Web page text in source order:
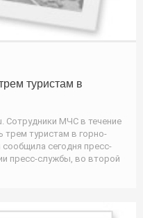
туристам в
Сотрудники МЧС в течение
туристам в горно-
сегодня пресс-
пресс-службы, во второй